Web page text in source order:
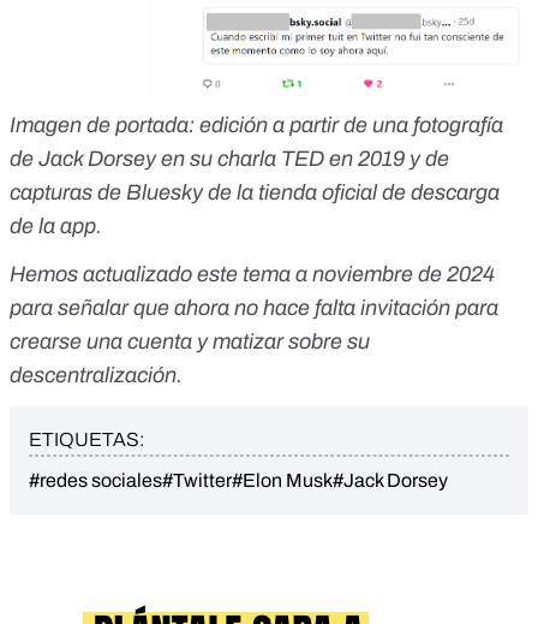
Imagen de portada: edición a partir de una fotografía
de Jack Dorsey en su charla TED en 2019 y de
capturas de Bluesky de la tienda oficial de descarga
de la app.
Hemos actualizado este tema a noviembre de 2024
para señalar que ahora no hace falta invitación para
crearse una cuenta y matizar sobre su
descentralización.
ETIQUETAS:
#redes sociales#Twitter#Elon Musk#Jack Dorsey